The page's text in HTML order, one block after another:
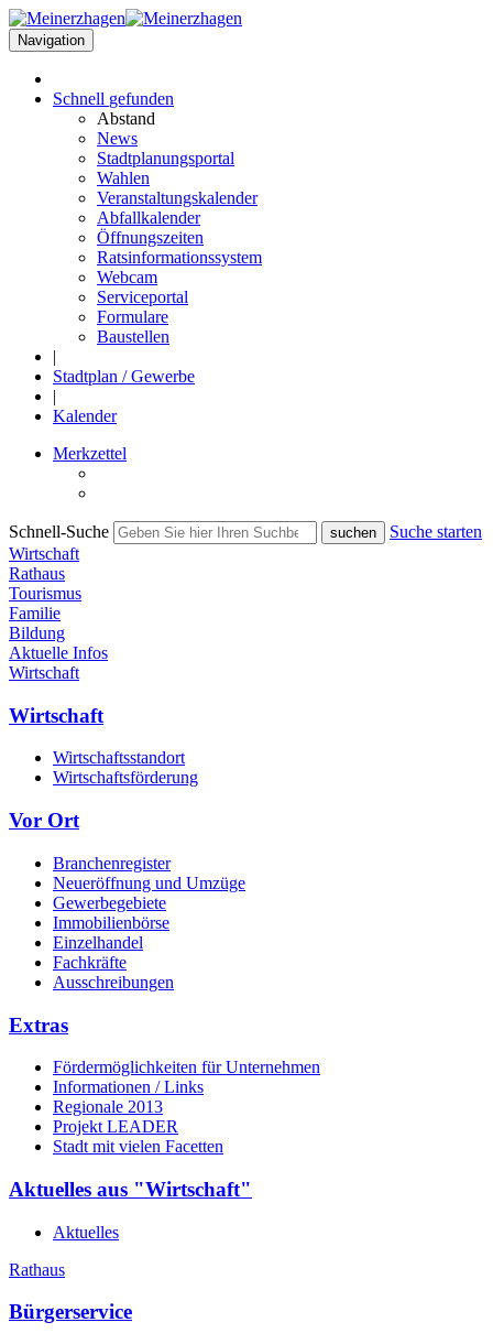
Navigation
Schnell gefunden
Abstand
News
Stadtplanungsportal
Wahlen
Veranstaltungskalender
Abfallkalender
Öffnungszeiten
Ratsinformationssystem
Webcam
Serviceportal
Formulare
Baustellen
|
Stadtplan / Gewerbe
|
Kalender
Merkzettel
Schnell-Suche
Suche starten
Wirtschaft
Rathaus
Tourismus
Familie
Bildung
Aktuelle Infos
Wirtschaft
Wirtschaft
Wirtschaftsstandort
Wirtschaftsförderung
Vor Ort
Branchenregister
Neueröffnung und Umzüge
Gewerbegebiete
Immobilienbörse
Einzelhandel
Fachkräfte
Ausschreibungen
Extras
Fördermöglichkeiten für Unternehmen
Informationen / Links
Regionale 2013
Projekt LEADER
Stadt mit vielen Facetten
Aktuelles aus "Wirtschaft"
Aktuelles
Rathaus
Bürgerservice